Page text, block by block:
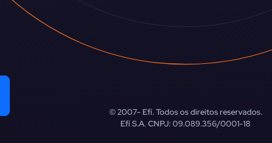
© 2007-Efí. Todos os direitos reservados.
Efí S.A. CNPJ: 09.089.356/0001-18